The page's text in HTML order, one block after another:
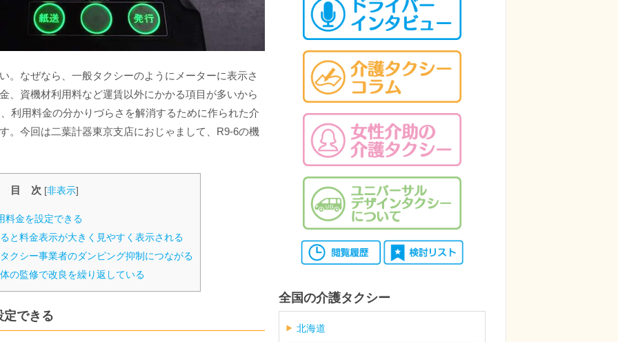
。なぜなら、一般タクシーのようにメーターに表示さ
、資機材利用料など運賃以外にかかる項目が多いから
利用料金の分かりづらさを解消するために作られた介
。今回は二葉計器東京支店におじゃまして、R9-6の機
目 次 [非表示]
料金を設定できる
と料金表示が大きく見やすく表示される
クシー事業者のダンピング抑制につながる
の監修で改良を繰り返している
定できる
全国の介護タクシー
北海道